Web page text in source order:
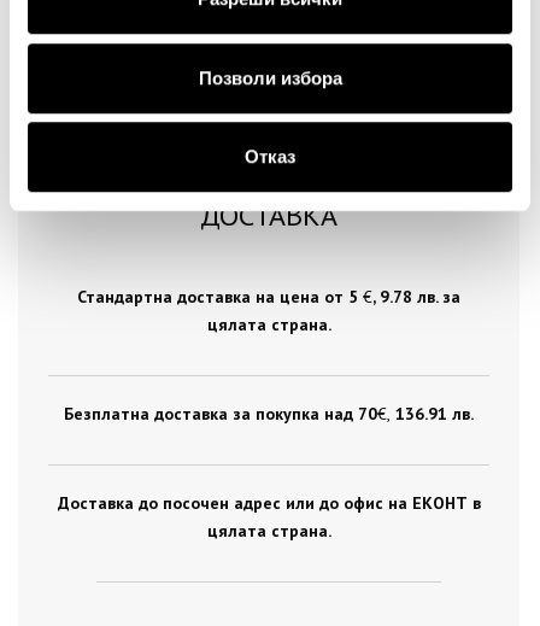
Позволи избора
Отказ
ДОСТАВКА
Стандартна доставка на цена от 5 €, 9.78 лв. за
цялата страна.
Безплатна доставка за покупка над 70€ , 136.91 лв.
Доставка до посочен адрес или до офис на ЕКОНТ в
цялата страна.